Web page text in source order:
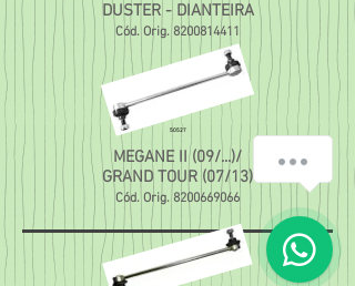
DUSTER - DIANTEIRA
Cód. Orig. 8200814411
50527
MEGANE II (09/...)/
GRAND TOUR (07/13)
Cód. Orig. 8200669066
Em que podemos ajudar?